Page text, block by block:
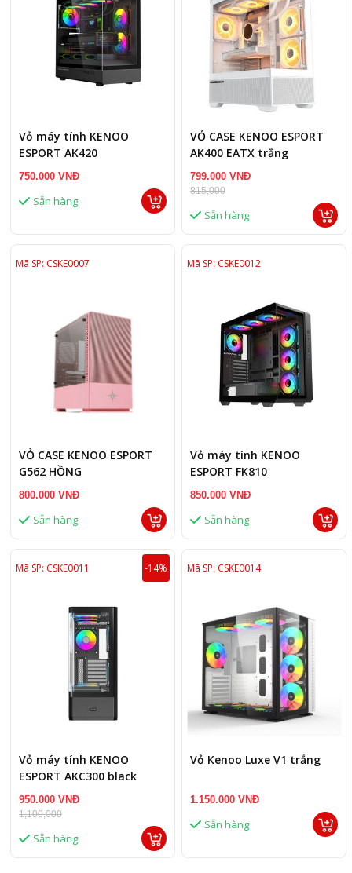
Vỏ máy tính KENOO
ESPORT AK420
750.000 VNĐ
Sẵn hàng
VỎ CASE KENOO ESPORT
AK400 EATX trắng
799.000 VNĐ
815,000
Sẵn hàng
Mã SP: CSKE0007
VỎ CASE KENOO ESPORT
G562 HỒNG
800.000 VNĐ
Sẵn hàng
Mã SP: CSKE0012
Vỏ máy tính KENOO
ESPORT FK810
850.000 VNĐ
Sẵn hàng
Mã SP: CSKE0011 -14%
Vỏ máy tính KENOO
ESPORT AKC300 black
950.000 VNĐ
1,100,000
Sẵn hàng
Mã SP: CSKE0014
Vỏ Kenoo Luxe V1 trắng
1.150.000 VNĐ
Sẵn hàng